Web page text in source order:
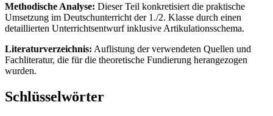
Methodische Analyse: Dieser Teil konkretisiert die praktische
Umsetzung im Deutschunterricht der 1./2. Klasse durch einen
detaillierten Unterrichtsentwurf inklusive Artikulationsschema.
Literaturverzeichnis: Auflistung der verwendeten Quellen und
Fachliteratur, die für die theoretische Fundierung herangezogen
wurden.
Schlüsselwörter